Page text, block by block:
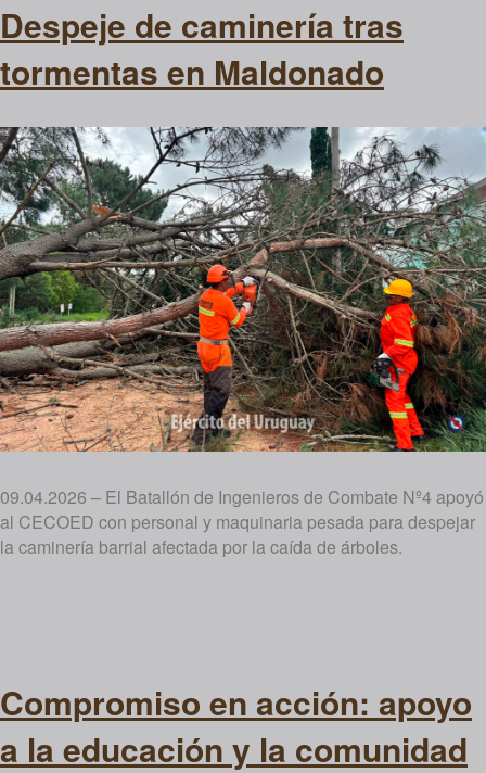
Despeje de caminería tras
tormentas en Maldonado
09.04.2026 – El Batallón de Ingenieros de Combate Nº4 apoyó
al CECOED con personal y maquinaria pesada para despejar
la caminería barrial afectada por la caída de árboles.
Compromiso en acción: apoyo
a la educación y la comunidad